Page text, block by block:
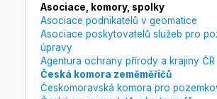
Asociace, komory, spolky
Asociace podnikatelů v geomatice
Asociace poskytovatelů služeb pro
úpravy
Agentura ochrany přírody a krajiny ČR
Česká komora zeměměřičů
Českomoravská komora pro